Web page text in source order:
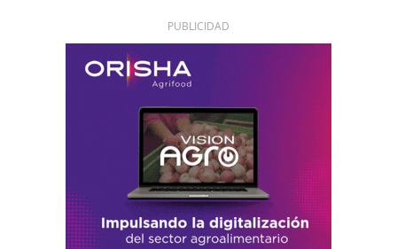
PUBLICIDAD